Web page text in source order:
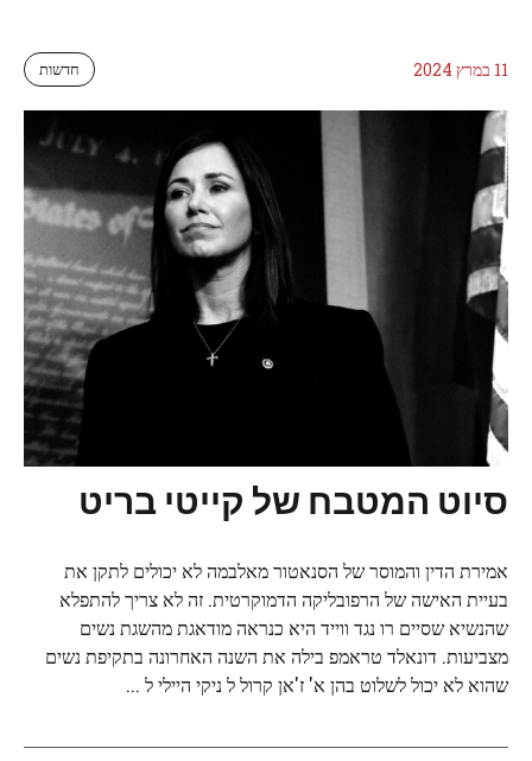
11 במרץ 2024 חדשות
סיוט המטבח של קייטי בריט
אמירת הדין והמוסר של הסנאטור מאלבמה לא יכולים לתקן את
בעיית האישה של הרפובליקה הדמוקרטית. זה לא צריך להתפלא
שהנשיא שסיים רו נגד ווייד היא כנראה מודאגת מהשגת נשים
מצביעות. דונאלד טראמפ בילה את השנה האחרונה בתקיפת נשים
שהוא לא יכול לשלוט בהן א' ז'אן קרול ל ניקי היילי ל ...